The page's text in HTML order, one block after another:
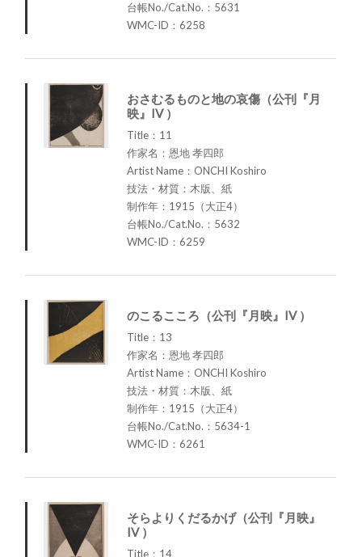
台帳No./Cat.No.：5631
WMC-ID：6258
おさむるものと地の哀傷（公刊『月
映』IV ）
Title：11
作家名：恩地 孝四郎
Artist Name：ONCHI Koshiro
技法・材質：木版、紙
制作年：1915（大正4）
台帳No./Cat.No.：5632
WMC-ID：6259
のこるこころ（公刊『月映』IV ）
Title：13
作家名：恩地 孝四郎
Artist Name：ONCHI Koshiro
技法・材質：木版、紙
制作年：1915（大正4）
台帳No./Cat.No.：5634-1
WMC-ID：6261
そらよりくだるかげ（公刊『月映』
IV ）
Title：14